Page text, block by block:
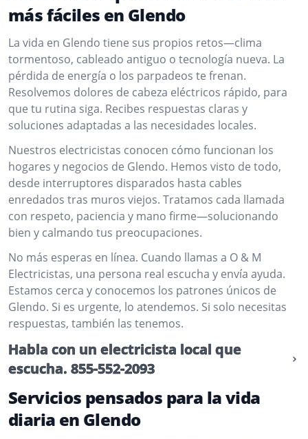
más fáciles en Glendo
La vida en Glendo tiene sus propios retos—clima
tormentoso, cableado antiguo o tecnología nueva. La
pérdida de energía o los parpadeos te frenan.
Resolvemos dolores de cabeza eléctricos rápido, para
que tu rutina siga. Recibes respuestas claras y
soluciones adaptadas a las necesidades locales.
Nuestros electricistas conocen cómo funcionan los
hogares y negocios de Glendo. Hemos visto de todo,
desde interruptores disparados hasta cables
enredados tras muros viejos. Tratamos cada llamada
con respeto, paciencia y mano firme—solucionando
bien y calmando tus preocupaciones.
No más esperas en línea. Cuando llamas a O & M
Electricistas, una persona real escucha y envía ayuda.
Estamos cerca y conocemos los patrones únicos de
Glendo. Si es urgente, lo atendemos. Si solo necesitas
respuestas, también las tenemos.
Habla con un electricista local que
escucha. 855-552-2093
Servicios pensados para la vida
diaria en Glendo